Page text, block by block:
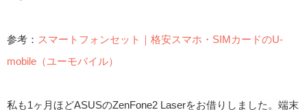
参考： スマートフォンセット｜格安スマホ・SIMカードのU-
mobile（ユーモバイル）
私も1ヶ月ほどASUSのZenFone2 Laserをお借りしました。端末